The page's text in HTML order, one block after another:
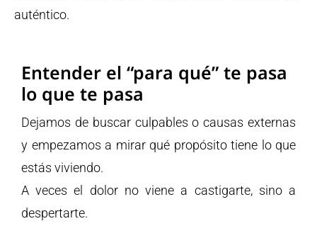
auténtico.
Entender el “para qué” te pasa
lo que te pasa
Dejamos de buscar culpables o causas externas
y empezamos a mirar qué propósito tiene lo que
estás viviendo.
A veces el dolor no viene a castigarte, sino a
despertarte.